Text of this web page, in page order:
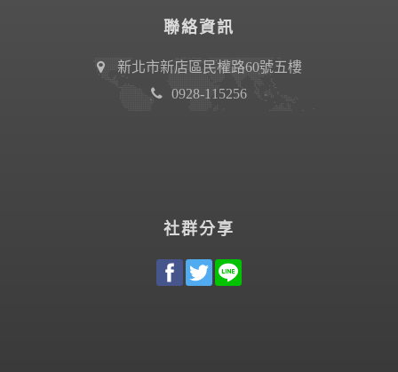
聯絡資訊
新北市新店區民權路60號五樓
0928-115256
社群分享